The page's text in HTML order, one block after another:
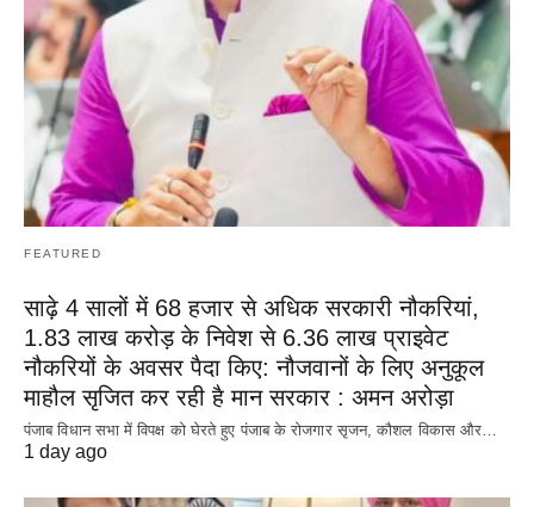
FEATURED
साढ़े 4 सालों में 68 हजार से अधिक सरकारी नौकरियां,
1.83 लाख करोड़ के निवेश से 6.36 लाख प्राइवेट
नौकरियों के अवसर पैदा किए: नौजवानों के लिए अनुकूल
माहौल सृजित कर रही है मान सरकार : अमन अरोड़ा
पंजाब विधान सभा में विपक्ष को घेरते हुए पंजाब के रोजगार सृजन, कौशल विकास और…
1 day ago